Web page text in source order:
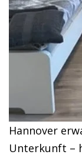
Hannover
Unterkunft –